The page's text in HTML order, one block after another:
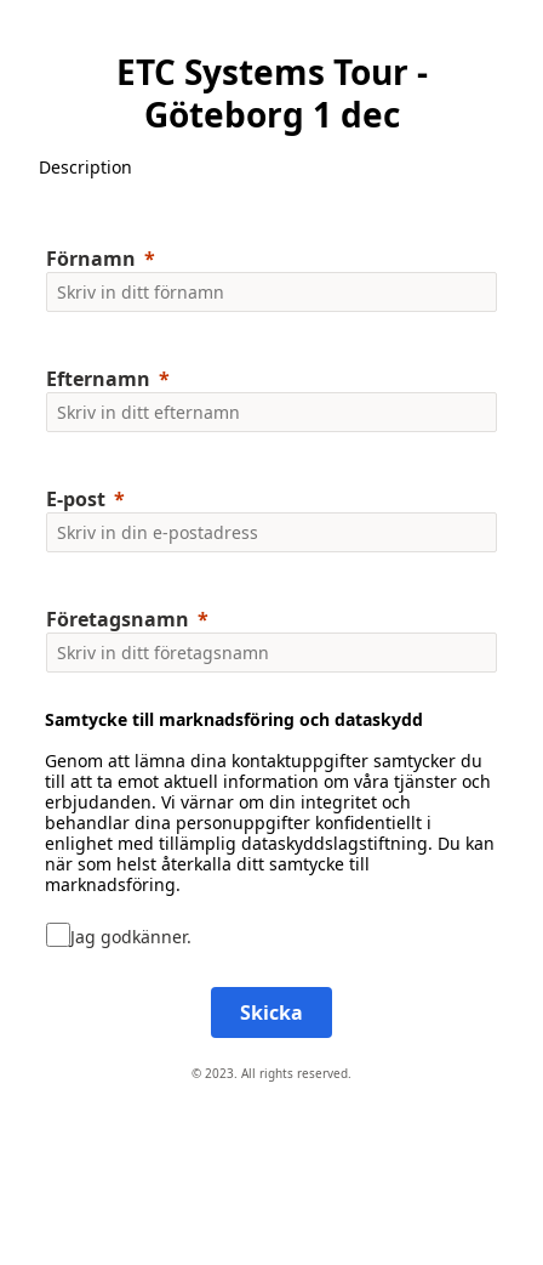
ETC Systems Tour -
Göteborg 1 dec
Description
Förnamn
Efternamn
E-post
Företagsnamn
Samtycke till marknadsföring och dataskydd
Genom att lämna dina kontaktuppgifter samtycker du
till att ta emot aktuell information om våra tjänster och
erbjudanden. Vi värnar om din integritet och
behandlar dina personuppgifter konfidentiellt i
enlighet med tillämplig dataskyddslagstiftning. Du kan
när som helst återkalla ditt samtycke till
marknadsföring.
Jag godkänner.
Skicka
© 2023. All rights reserved.